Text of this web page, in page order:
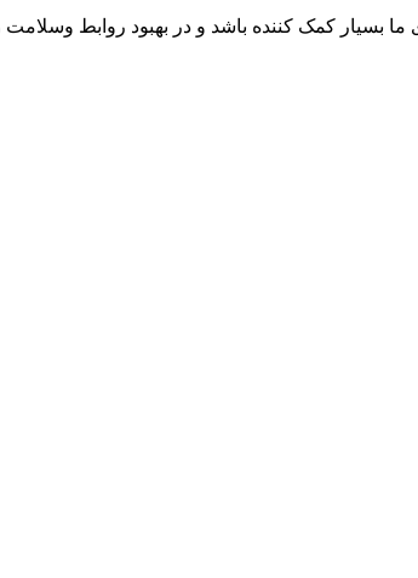
بسیار کمک کننده باشد و در بهبود روابط وسلامت